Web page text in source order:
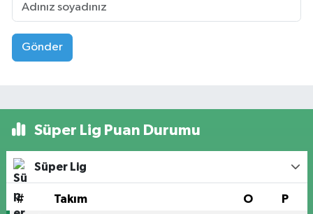
Gönder
Süper Lig Puan Durumu
Süper Lig
# Takım O P